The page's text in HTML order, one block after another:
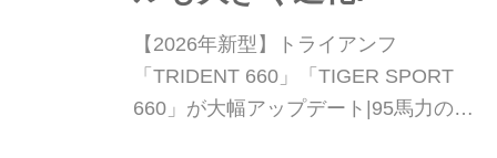
【2026年新型】トライアンフ
「TRIDENT 660」「TIGER SPORT
660」が大幅アップデート|95馬力の新